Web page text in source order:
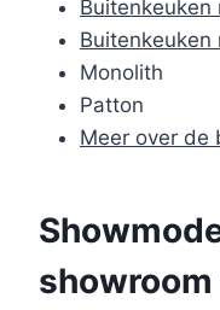
Buitenkeuken
Buitenkeuken
Monolith
Patton
Meer over de